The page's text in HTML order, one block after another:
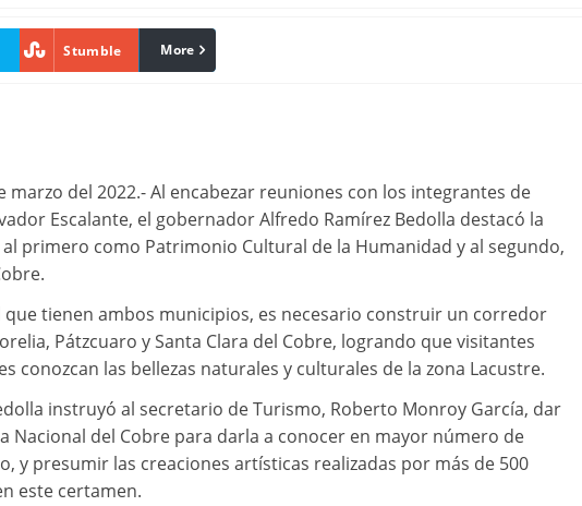
Stumble linkedin
More
marzo del 2022.- Al encabezar reuniones con los integrantes de
Escalante, el gobernador Alfredo Ramírez Bedolla destacó la
primero como Patrimonio Cultural de la Humanidad y al segundo,
tienen ambos municipios, es necesario construir un corredor
Pátzcuaro y Santa Clara del Cobre, logrando que visitantes
conozcan las bellezas naturales y culturales de la zona Lacustre.
instruyó al secretario de Turismo, Roberto Monroy García, dar
Nacional del Cobre para darla a conocer en mayor número de
y presumir las creaciones artísticas realizadas por más de 500
este certamen.